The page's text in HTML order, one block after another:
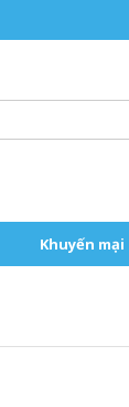
Khuyến mại